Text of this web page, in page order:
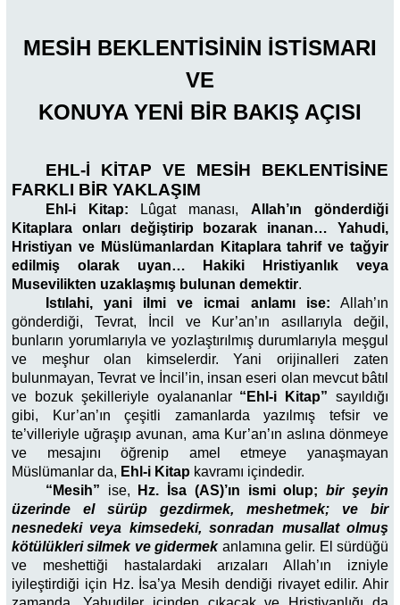
MESİH BEKLENTİSİNİN İSTİSMARI
VE
KONUYA YENİ BİR BAKIŞ AÇISI
EHL-İ KİTAP VE MESİH BEKLENTİSİNE
FARKLI BİR YAKLAŞIM
Ehl-i Kitap: Lûgat manası,Allah’ın gönderdiği
Kitaplara onları değiştirip bozarak inanan… Yahudi,
Hristiyan ve Müslümanlardan Kitaplara tahrif ve tağyir
edilmiş olarak uyan… Hakiki Hristiyanlık veya
Musevilikten uzaklaşmış bulunan demektir.
Istılahi, yani ilmi ve icmai anlamı ise: Allah’ın
gönderdiği, Tevrat, İncil ve Kur’an’ın asıllarıyla değil,
bunların yorumlarıyla ve yozlaştırılmış durumlarıyla meşgul
ve meşhur olan kimselerdir. Yani orijinalleri zaten
bulunmayan, Tevrat ve İncil’in, insan eseri olan mevcut bâtıl
ve bozuk şekilleriyle oyalananlar “Ehl-i Kitap” sayıldığı
gibi, Kur’an’ın çeşitli zamanlarda yazılmış tefsir ve
te’villeriyle uğraşıp avunan, ama Kur’an’ın aslına dönmeye
ve mesajını öğrenip amel etmeye yanaşmayan
Müslümanlar da, Ehl-i Kitap kavramı içindedir.
“Mesih” ise, Hz. İsa (AS)’ın ismi olup;bir şeyin
üzerinde el sürüp gezdirmek, meshetmek; ve bir
nesnedeki veya kimsedeki, sonradan musallat olmuş
kötülükleri silmek ve gidermek anlamına gelir. El sürdüğü
ve meshettiği hastalardaki arızaları Allah’ın izniyle
iyileştirdiği için Hz. İsa’ya Mesih dendiği rivayet edilir. Ahir